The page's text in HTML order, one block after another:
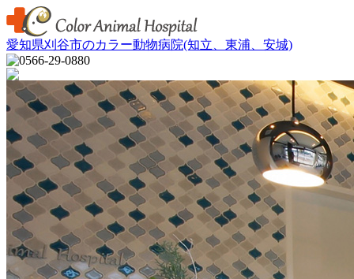
愛知県刈谷市のカラー動物病院(知立、東浦、安城)